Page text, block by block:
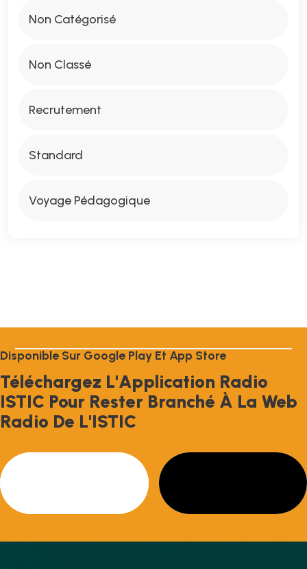
Non Catégorisé
Non Classé
Recrutement
Standard
Voyage Pédagogique
DISPONIBLE SUR GOOGLE PLAY ET APP STORE
TÉLÉCHARGEZ L'APPLICATION RADIO
ISTIC POUR RESTER BRANCHÉ À LA WEB
RADIO DE L'ISTIC